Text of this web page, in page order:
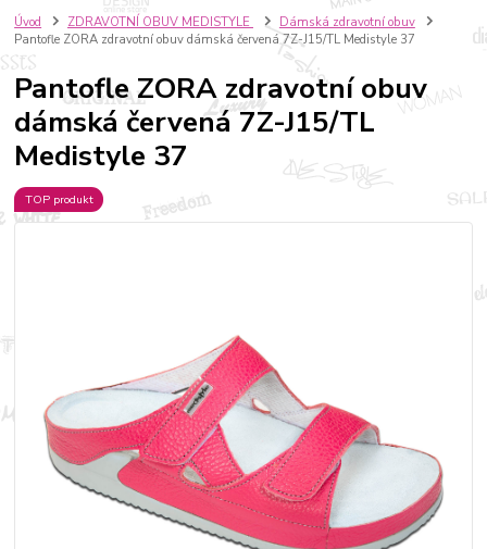
Úvod ZDRAVOTNÍ OBUV MEDISTYLE
Dámská zdravotní obuv
Pantofle ZORA zdravotní obuv dámská červená 7Z-J15/TL Medistyle 37
Pantofle ZORA zdravotní obuv
dámská červená 7Z-J15/TL
Medistyle 37
TOP produkt